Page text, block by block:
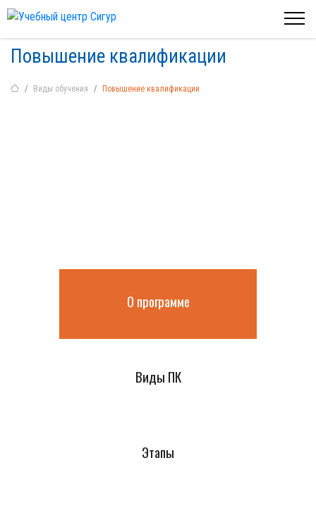
Повышение квалификации
Виды обучения Повышение квалификации
О программе
Виды ПК
Этапы